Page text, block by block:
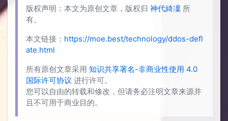
版权声明：本文为原创文章，版权归 神代綺凜 所
有。
本文链接： https://moe.best/technology/ddos-defl
ate.html
所有原创文章采用 知识共享署名-非商业性使用 4.0
国际许可协议 进行许可。
您可以自由的转载和修改，但请务必注明文章来源并
且不可用于商业目的。